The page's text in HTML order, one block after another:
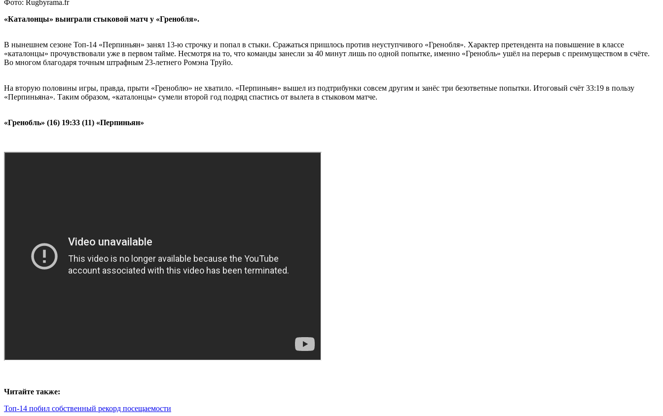
Фото: Rugbyrama.fr
«Каталонцы» выиграли стыковой матч у «Гренобля».
В нынешнем сезоне Топ-14 «Перпиньян» занял 13-ю строчку и попал в стыки. Сражаться пришлось против неуступчивого «Гренобля». Характер претендента на повышение в классе
«каталонцы» прочувствовали уже в первом тайме. Несмотря на то, что команды занесли за 40 минут лишь по одной попытке, именно «Гренобль» ушёл на перерыв с преимуществом в счёте.
Во многом благодаря точным штрафным 23-летнего Ромэна Труйо.
На вторую половины игры, правда, прыти «Греноблю» не хватило. «Перпиньян» вышел из подтрибунки совсем другим и занёс три безответные попытки. Итоговый счёт 33:19 в пользу
«Перпиньяна». Таким образом, «каталонцы» сумели второй год подряд спастись от вылета в стыковом матче.
«Гренобль» (16) 19:33 (11) «Перпиньян»
Читайте также:
Топ-14 побил собственный рекорд посещаемости